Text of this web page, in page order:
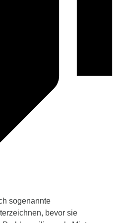
sogenannte
bevor sie